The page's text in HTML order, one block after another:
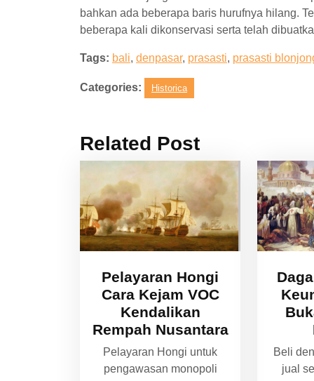
bahkan ada beberapa baris hurufnya hilang.
beberapa kali dikonservasi serta telah
Tags: bali, denpasar, prasasti, prasasti
Categories: Historica
Related Post
Pelayaran Hongi
Cara Kejam VOC
Kendalikan
Rempah Nusantara
Pelayaran Hongi untuk
pengawasan monopoli
Beli
jual